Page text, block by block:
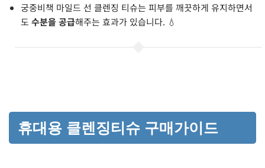
궁중비책 마일드 선 클렌징 티슈는 피부를 깨끗하게 유지하면서
도 수분을 공급해주는 효과가 있습니다. 💧
휴대용 클렌징티슈 구매가이드